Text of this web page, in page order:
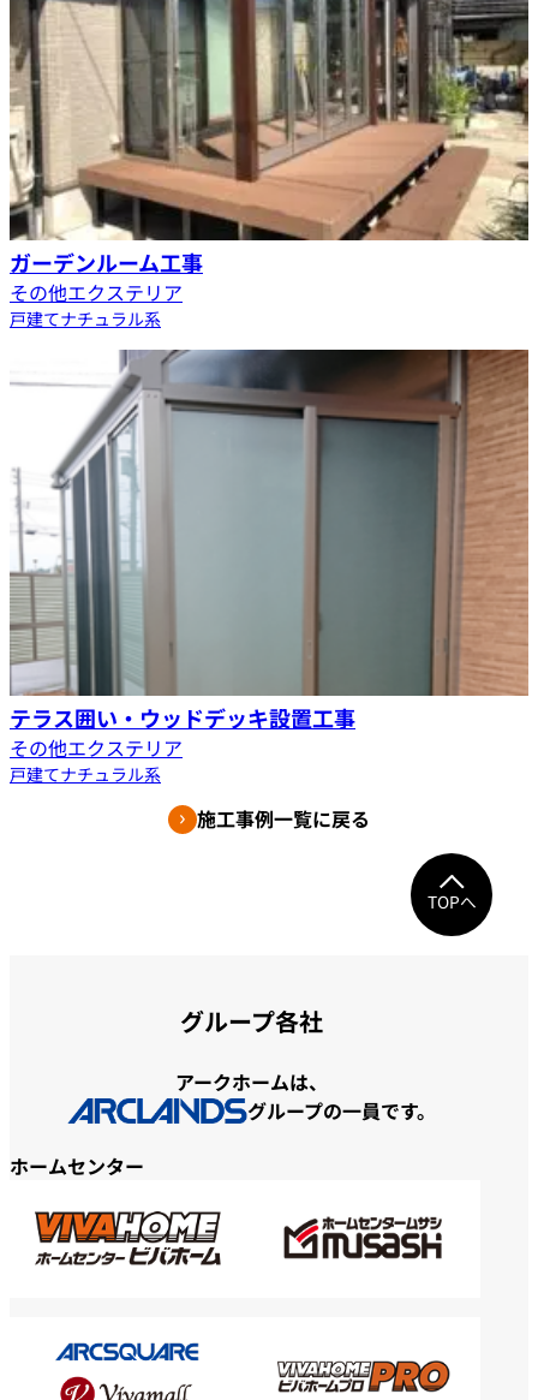
ガーデンルーム工事
その他エクステリア
戸建てナチュラル系
テラス囲い・ウッドデッキ設置工事
その他エクステリア
戸建てナチュラル系
施工事例一覧に戻る
TOPへ
グループ各社
アークホームは、
グループの一員です。
ホームセンター